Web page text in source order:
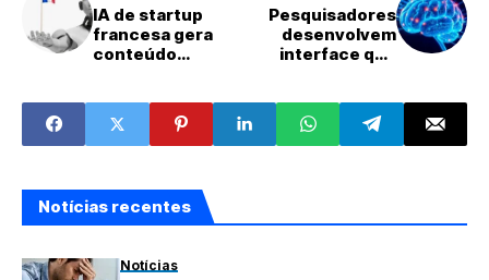
IA de startup
francesa gera
conteúdo
Pesquisadores
desenvolvem
interface que
fala
Notícias recentes
Notícias